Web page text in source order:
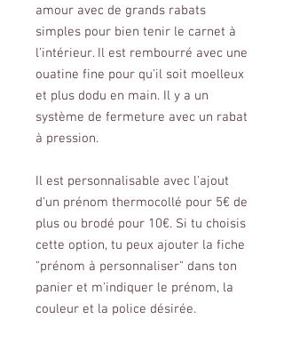
amour avec de grands rabats
simples pour bien tenir le carnet à
l'intérieur. Il est rembourré avec une
ouatine fine pour qu'il soit moelleux
et plus dodu en main. Il y a un
système de fermeture avec un rabat
à pression.
Il est personnalisable avec l'ajout
d'un prénom thermocollé pour 5€ de
plus ou brodé pour 10€. Si tu choisis
cette option, tu peux ajouter la fiche
"prénom à personnaliser" dans ton
panier et m'indiquer le prénom, la
couleur et la police désirée.